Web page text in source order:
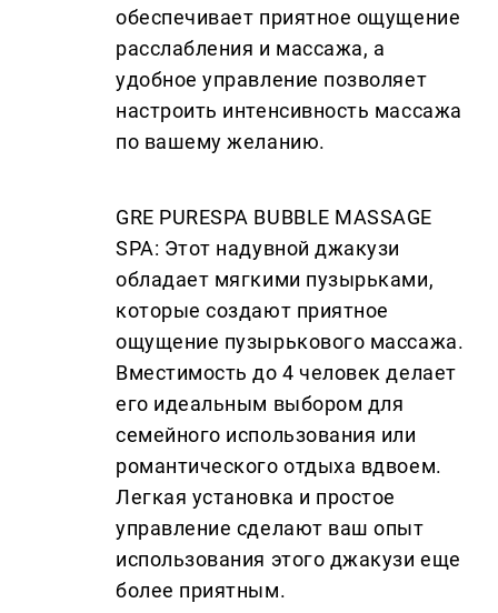
обеспечивает приятное ощущение
расслабления и массажа, а
удобное управление позволяет
настроить интенсивность массажа
по вашему желанию.
GRE PURESPA BUBBLE MASSAGE
SPA: Этот надувной джакузи
обладает мягкими пузырьками,
которые создают приятное
ощущение пузырькового массажа.
Вместимость до 4 человек делает
его идеальным выбором для
семейного использования или
романтического отдыха вдвоем.
Легкая установка и простое
управление сделают ваш опыт
использования этого джакузи еще
более приятным.